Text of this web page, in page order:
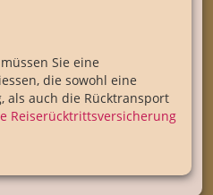
müssen Sie eine
die sowohl eine
als auch die Rücktransport
Reiserücktrittsversicherung